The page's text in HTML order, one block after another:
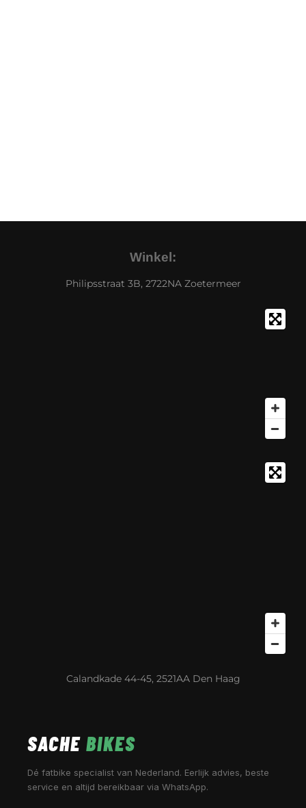
Winkel:
Philipsstraat 3B, 2722NA Zoetermeer
Calandkade 44-45, 2521AA Den Haag
SACHE BIKES
Dé fatbike specialist van Nederland. Eerlijk advies, beste
service en altijd bereikbaar via WhatsApp.